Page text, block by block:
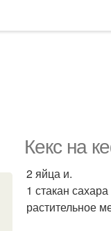
Кекс на
2 яйца и.
1 стакан
растительное